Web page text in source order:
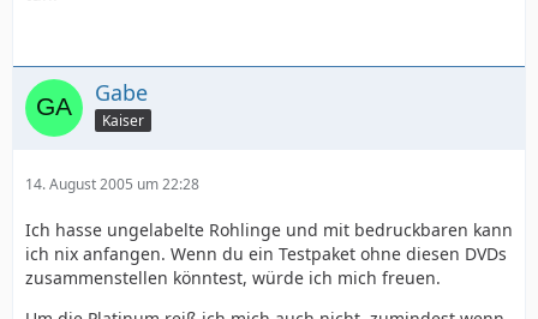
Gabe
Kaiser
14. August 2005 um 22:28
Ich hasse ungelabelte Rohlinge und mit bedruckbaren kann
ich nix anfangen. Wenn du ein Testpaket ohne diesen DVDs
zusammenstellen könntest, würde ich mich freuen.